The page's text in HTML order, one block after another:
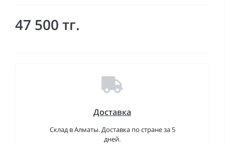
47 500 тг.
Доставка
Склад в Алматы. Доставка по стране за 5
дней.